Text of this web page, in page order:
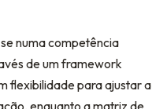
numa competência
de um framework
flexibilidade para ajustar a
enquanto a matriz de